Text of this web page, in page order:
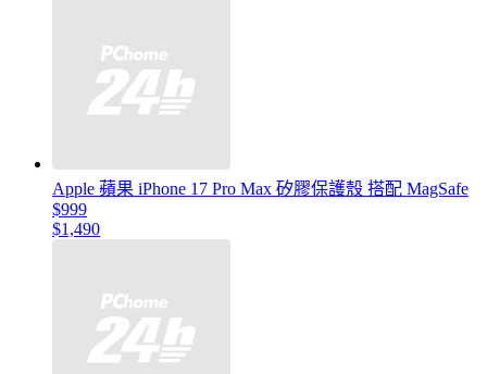
Apple 蘋果 iPhone 17 Pro Max 矽膠保護殼 搭配 MagSafe
$999
$1,490